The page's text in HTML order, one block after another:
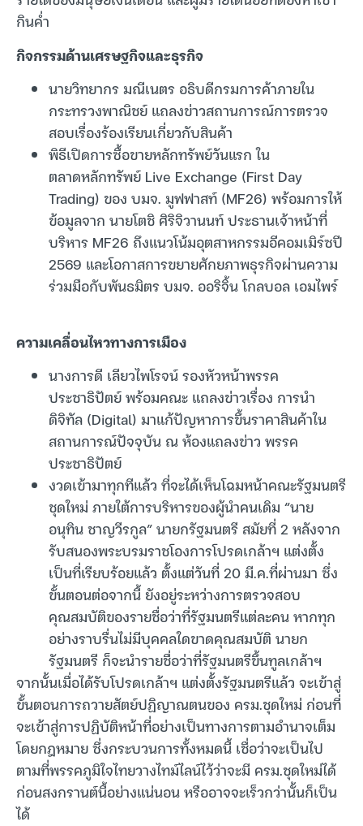
กินค่ำ
กิจกรรมด้านเศรษฐกิจและธุรกิจ
นายวิทยากร มณีเนตร อธิบดีกรมการค้าภายใน
กระทรวงพาณิชย์ แถลงข่าวสถานการณ์การตรวจ
สอบเรื่องร้องเรียนเกี่ยวกับสินค้า
พิธีเปิดการซื้อขายหลักทรัพย์วันแรก ใน
ตลาดหลักทรัพย์ Live Exchange (First Day
Trading) ของ บมจ. มูฟฟาสท์ (MF26) พร้อมการให้
ข้อมูลจาก นายโตชิ ศิริจิวานนท์ ประธานเจ้าหน้าที่
บริหาร MF26 ถึงแนวโน้มอุตสาหกรรมอีคอมเมิร์ซปี
2569 และโอกาสการขยายศักยภาพธุรกิจผ่านความ
ร่วมมือกับพันธมิตร บมจ. ออริจิ้น โกลบอล เอมไพร์
ความเคลื่อนไหวทางการเมือง
นางการดี เลียวไพโรจน์ รองหัวหน้าพรรค
ประชาธิปัตย์ พร้อมคณะ แถลงข่าวเรื่อง การนำ
ดิจิทัล (Digital) มาแก้ปัญหาการขึ้นราคาสินค้าใน
สถานการณ์ปัจจุบัน ณ ห้องแถลงข่าว พรรค
ประชาธิปัตย์
งวดเข้ามาทุกทีแล้ว ที่จะได้เห็นโฉมหน้าคณะรัฐมนตรี
ชุดใหม่ ภายใต้การบริหารของผู้นำคนเดิม “นาย
อนุทิน ชาญวีรกูล” นายกรัฐมนตรี สมัยที่ 2 หลังจาก
รับสนองพระบรมราชโองการโปรดเกล้าฯ แต่งตั้ง
เป็นที่เรียบร้อยแล้ว ตั้งแต่วันที่ 20 มี.ค.ที่ผ่านมา ซึ่ง
ขั้นตอนต่อจากนี้ ยังอยู่ระหว่างการตรวจสอบ
คุณสมบัติของรายชื่อว่าที่รัฐมนตรีแต่ละคน หากทุก
อย่างราบรื่นไม่มีบุคคลใดขาดคุณสมบัติ นายก
รัฐมนตรี ก็จะนำรายชื่อว่าที่รัฐมนตรีขึ้นทูลเกล้าฯ
จากนั้นเมื่อได้รับโปรดเกล้าฯ แต่งตั้งรัฐมนตรีแล้ว จะเข้าสู่
ขั้นตอนการถวายสัตย์ปฏิญาณตนของ ครม.ชุดใหม่ ก่อนที่
จะเข้าสู่การปฏิบัติหน้าที่อย่างเป็นทางการตามอำนาจเต็ม
โดยกฎหมาย ซึ่งกระบวนการทั้งหมดนี้ เชื่อว่าจะเป็นไป
ตามที่พรรคภูมิใจไทยวางไทม์ไลน์ไว้ว่าจะมี ครม.ชุดใหม่ได้
ก่อนสงกรานต์นี้อย่างแน่นอน หรืออาจจะเร็วกว่านั้นก็เป็น
ได้